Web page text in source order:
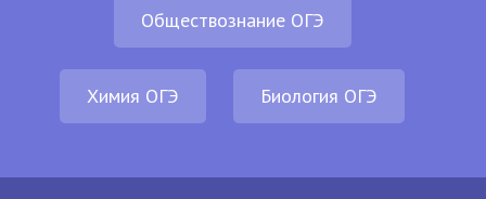
Обществознание ОГЭ
Химия ОГЭ Биология ОГЭ